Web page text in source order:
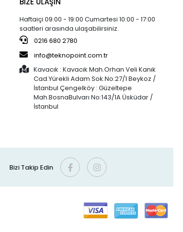
Haftaiçi 09:00 - 19:00 Cumartesi 10:00 - 17:00
saatleri arasında ulaşabilirsiniz.
0216 680 2780
info@teknopoint.com.tr
Kavacık : Kavacık Mah.Orhan Veli Kanık
Cad.Yürekli Adam Sok.No:27/1 Beykoz /
İstanbul Çengelköy : Güzeltepe
Mah.BosnaBulvarı No:143/1A Üsküdar /
İstanbul
Bizi Takip Edin